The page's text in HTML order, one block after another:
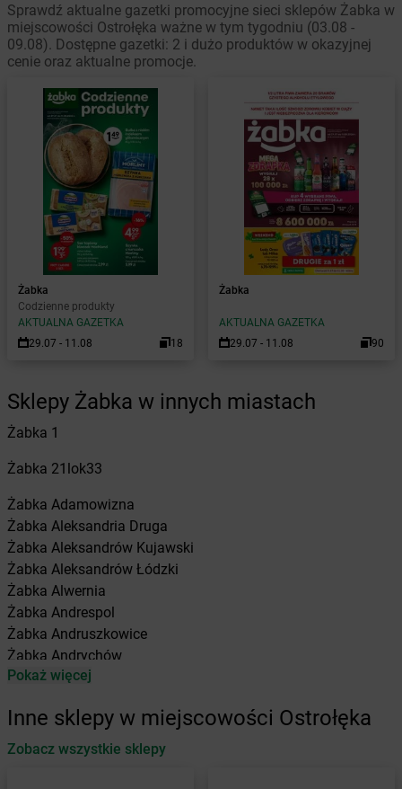
Sprawdź aktualne gazetki promocyjne sieci sklepów Żabka w
miejscowości Ostrołęka ważne w tym tygodniu (03.08 -
09.08). Dostępne gazetki: 2 i dużo produktów w okazyjnej
cenie oraz aktualne promocje.
Żabka
Codzienne produkty
AKTUALNA GAZETKA
29.07 - 11.08
18
Żabka
AKTUALNA GAZETKA
29.07 - 11.08
90
Sklepy Żabka w innych miastach
Żabka 1
Żabka 21lok33
Żabka Adamowizna
Żabka Aleksandria Druga
Żabka Aleksandrów Kujawski
Żabka Aleksandrów Łódzki
Żabka Alwernia
Żabka Andrespol
Żabka Andruszkowice
Żabka Andrychów
Żabka Antonie
Żabka Automat
Żabka Babica
Pokaż więcej
Inne sklepy w miejscowości Ostrołęka
Zobacz wszystkie sklepy